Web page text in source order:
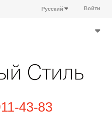
Войти
Русский
43-83